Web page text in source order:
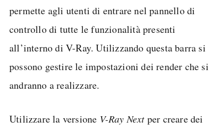
permette agli utenti di entrare nel pannello di
controllo di tutte le funzionalità presenti
all’interno di V-Ray. Utilizzando questa barra si
possono gestire le impostazioni dei render che si
andranno a realizzare.
Utilizzare la versione V-Ray Next per creare dei